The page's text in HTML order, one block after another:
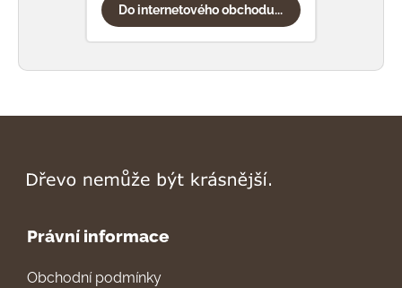
Do internetového obchodu...
Právní informace
Obchodní podmínky